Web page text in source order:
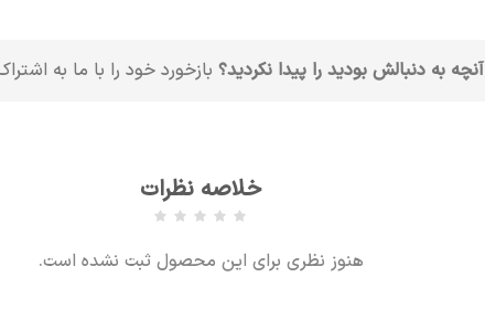
آنچه به دنبالش بودید را پیدا نکردید؟ بازخورد خود را با ما به
خلاصه نظرات
هنوز نظری برای این محصول ثبت نشده است.